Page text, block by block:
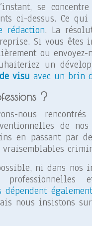
se
ci-dessus. Ce qui
rédaction. La
Si vous êtes
ou
un
visu avec un brin
?
nous
de
en passant par
ni dans nos
dépendent
nous insistons